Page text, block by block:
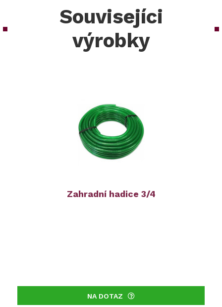
Souvisejíci
výrobky
Zahradní hadice 3/4
NA DOTAZ